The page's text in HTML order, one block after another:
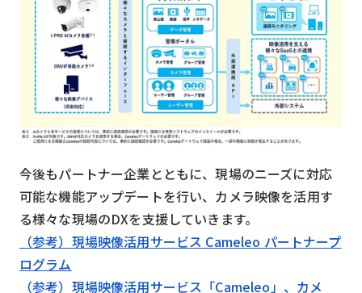
今後もパートナー企業とともに、現場のニーズに対応
可能な機能アップデートを行い、カメラ映像を活用す
る様々な現場のDXを支援していきます。
（参考）現場映像活用サービス Cameleo パートナープ
ログラム
（参考）現場映像活用サービス「Cameleo」、カメ